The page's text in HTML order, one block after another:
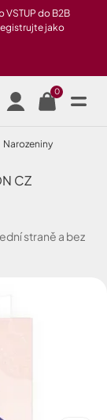
VSTUP do B2B
jako
0
narozeniny
CZ
straně a bez